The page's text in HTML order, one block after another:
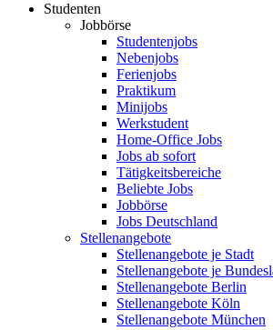
Studenten
Jobbörse
Studentenjobs
Nebenjobs
Ferienjobs
Praktikum
Minijobs
Werkstudent
Home-Office Jobs
Jobs ab sofort
Tätigkeitsbereiche
Beliebte Jobs
Jobbörse
Jobs Deutschland
Stellenangebote
Stellenangebote je Stadt
Stellenangebote je
Stellenangebote Berlin
Stellenangebote Köln
Stellenangebote München